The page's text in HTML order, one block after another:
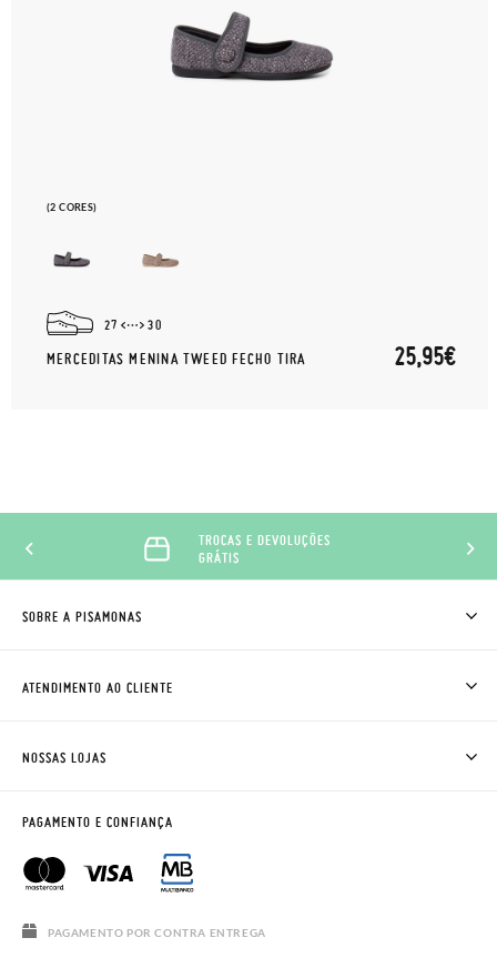
(2 CORES)
27 30
MERCEDITAS MENINA TWEED FECHO TIRA 25,95€
TROCAS E DEVOLUÇÕES
GRÁTIS
SOBRE A PISAMONAS
AVISO LEGAL, PRIVACIDADE E COOKIES
GUIA DE TAMANHOS
SALDOS
ATENDIMENTO AO CLIENTE
HORÁRIO
PERGUNTAS FREQUENTES
NOSSAS LOJAS
PAGAMENTO E CONFIANÇA
PAGAMENTO POR CONTRA ENTREGA